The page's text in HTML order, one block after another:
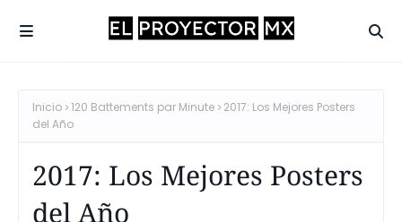
Inicio 120 Battements par Minute
2017: Los Mejores Posters
del Año
2017: Los Mejores Posters
del Año